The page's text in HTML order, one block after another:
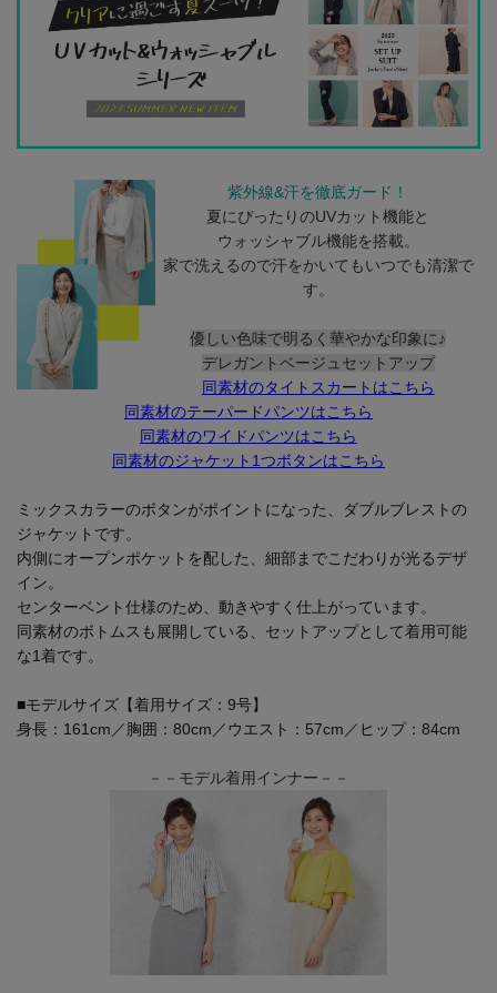
紫外線&汗を徹底ガード！
夏にぴったりのUVカット機能と
ウォッシャブル機能を搭載。
家で洗えるので汗をかいてもいつでも清潔で
す。
優しい色味で明るく華やかな印象に♪
デレガントベージュセットアップ
同素材のタイトスカートはこちら
同素材のテーパードパンツはこちら
同素材のワイドパンツはこちら
同素材のジャケット1つボタンはこちら
ミックスカラーのボタンがポイントになった、ダブルブレストの
ジャケットです。
内側にオープンポケットを配した、細部までこだわりが光るデザ
イン。
センターベント仕様のため、動きやすく仕上がっています。
同素材のボトムスも展開している、セットアップとして着用可能
な1着です。
■モデルサイズ【着用サイズ：9号】
身長：161cm／胸囲：80cm／ウエスト：57cm／ヒップ：84cm
－－モデル着用インナー－－